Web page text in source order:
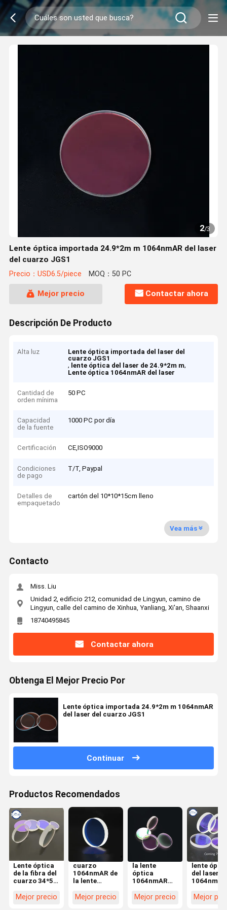
2/3
Lente óptica importada 24.9*2m m 1064nmAR del laser
del cuarzo JGS1
Precio：USD6.5/piece MOQ：50 PC
Mejor precio Contactar ahora
Descripción De Producto
Alta luz
Lente óptica importada del laser del
cuarzo JGS1
, lente óptica del laser de 24.9*2m m,
Lente óptica 1064nmAR del laser
Cantidad de
orden mínima
50 PC
Capacidad
de la fuente
1000 PC por día
Certificación CE,ISO9000
Condiciones
de pago
T/T, Paypal
Detalles de
empaquetado
cartón del 10*10*15cm lleno
Vea más
Contacto
Miss. Liu
Unidad 2, edificio 212, comunidad de Lingyun, camino de
Lingyun, calle del camino de Xinhua, Yanliang, Xi'an, Shaanxi
18740495845
Contactar ahora
Obtenga El Mejor Precio Por
Lente óptica importada 24.9*2m m 1064nmAR
del laser del cuarzo JGS1
Continuar
Productos Recomendados
Lente óptica
de la fibra del
cuarzo 34*5
Windows de la
Mejor precio
cuarzo
1064nmAR de
la lente
del laser de
Mejor precio
la lente
óptica
1064nmAR
27.9*4.1m m
Mejor precio
lente
del laser
Corning
Mejor